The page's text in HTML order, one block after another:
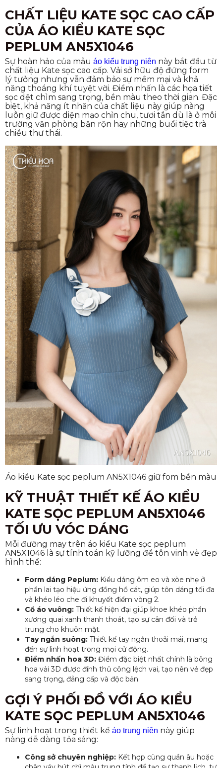
CHẤT LIỆU KATE SỌC CAO CẤP
CỦA ÁO KIỂU KATE SỌC
PEPLUM AN5X1046
Sự hoàn hảo của mẫu áo kiểu trung niên này bắt đầu từ
chất liệu Kate sọc cao cấp. Vải sở hữu độ đứng form
lý tưởng nhưng vẫn đảm bảo sự mềm mại và khả
năng thoáng khí tuyệt vời. Điểm nhấn là các họa tiết
sọc dệt chìm sang trọng, bền màu theo thời gian. Đặc
biệt, khả năng ít nhăn của chất liệu này giúp nàng
luôn giữ được diện mạo chỉn chu, tươi tắn dù là ở môi
trường văn phòng bận rộn hay những buổi tiệc trà
chiều thư thái.
Áo kiểu Kate sọc peplum AN5X1046 giữ fom bền màu
KỸ THUẬT THIẾT KẾ ÁO KIỂU
KATE SỌC PEPLUM AN5X1046
TỐI ƯU VÓC DÁNG
Mỗi đường may trên áo kiểu Kate sọc peplum
AN5X1046 là sự tính toán kỹ lưỡng để tôn vinh vẻ đẹp
hình thể:
Form dáng Peplum: Kiểu dáng ôm eo và xòe nhẹ ở
phần lai tạo hiệu ứng đồng hồ cát, giúp tôn dáng tối đa
và khéo léo che đi khuyết điểm vòng 2.
Cổ áo vuông: Thiết kế hiện đại giúp khoe khéo phần
xương quai xanh thanh thoát, tạo sự cân đối và trẻ
trung cho khuôn mặt.
Tay ngắn suông: Thiết kế tay ngắn thoải mái, mang
đến sự linh hoạt trong mọi cử động.
Điểm nhấn hoa 3D: Điểm đặc biệt nhất chính là bông
hoa vải 3D được đính thủ công lệch vai, tạo nên vẻ đẹp
sang trọng, đẳng cấp và độc bản.
GỢI Ý PHỐI ĐỒ VỚI ÁO KIỂU
KATE SỌC PEPLUM AN5X1046
Sự linh hoạt trong thiết kế áo trung niên này giúp
nàng dễ dàng tỏa sáng:
Công sở chuyên nghiệp: Kết hợp cùng quần âu hoặc